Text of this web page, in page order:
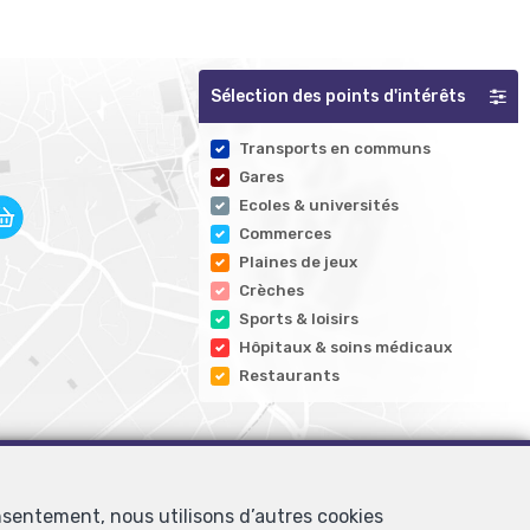
Sélection des points d'intérêts
Transports en communs
Gares
Ecoles & universités
Commerces
Plaines de jeux
Crèches
Sports & loisirs
Hôpitaux & soins médicaux
Restaurants
nous utilisons d’autres cookies